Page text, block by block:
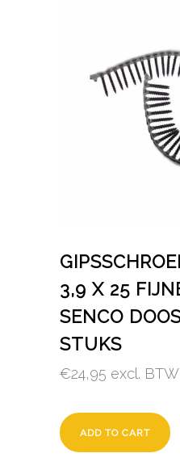
3,9 X 25
SENCO
STUKS
€24,95 excl. BTW
ADD TO CART